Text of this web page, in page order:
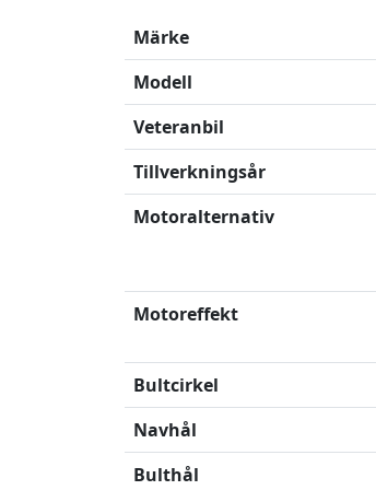
Märke
Modell
Veteranbil
Tillverkningsår
Motoralternativ
Motoreffekt
Bultcirkel
Navhål
Bulthål